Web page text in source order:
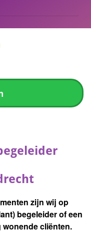
zijn wij op
begeleider of een
cliënten.